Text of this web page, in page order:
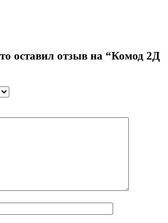
оставил отзыв на “Комод 2Д